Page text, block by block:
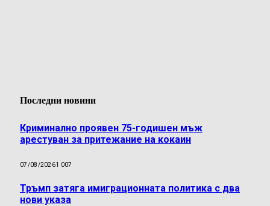
Последни новини
Криминално проявен 75-годишен мъж
арестуван за притежание на кокаин
07/08/20261 007
Тръмп затяга имиграционната политика с два
нови указа